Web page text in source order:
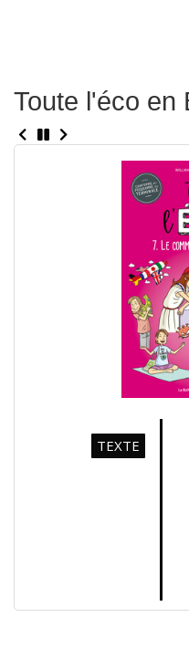
Toute l'éco en
TEXTE